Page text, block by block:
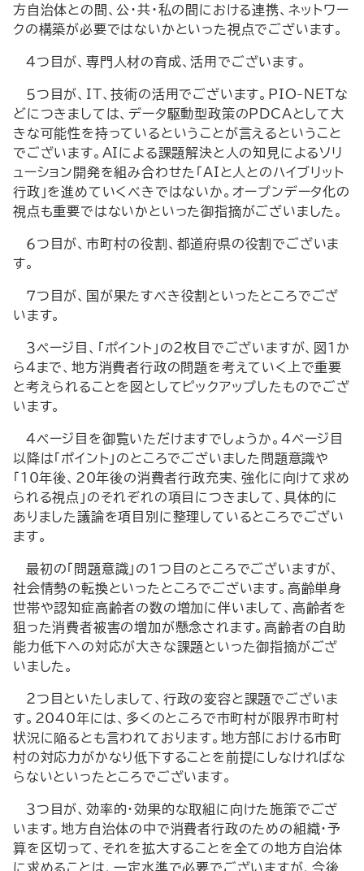
方自治体との間、公・共・私の間における連携、ネットワー
クの構築が必要ではないかといった視点でございます。
４つ目が、専門人材の育成、活用でございます。
５つ目が、IT、技術の活用でございます。PIO-NETな
どにつきましては、データ駆動型政策のPDCAとして大
きな可能性を持っているということが言えるということ
でございます。AIによる課題解決と人の知見によるソリ
ューション開発を組み合わせた「AIと人とのハイブリット
行政」を進めていくべきではないか。オープンデータ化の
視点も重要ではないかといった御指摘がございました。
６つ目が、市町村の役割、都道府県の役割でございま
す。
７つ目が、国が果たすべき役割といったところでござ
います。
３ページ目、「ポイント」の２枚目でございますが、図１か
ら４まで、地方消費者行政の問題を考えていく上で重要
と考えられることを図としてピックアップしたものでござ
います。
４ページ目を御覧いただけますでしょうか。４ページ目
以降は「ポイント」のところでございました問題意識や
「10年後、20年後の消費者行政充実、強化に向けて求め
られる視点」のそれぞれの項目につきまして、具体的に
ありました議論を項目別に整理しているところでござい
ます。
最初の「問題意識」の１つ目のところでございますが、
社会情勢の転換といったところでございます。高齢単身
世帯や認知症高齢者の数の増加に伴いまして、高齢者を
狙った消費者被害の増加が懸念されます。高齢者の自助
能力低下への対応が大きな課題といった御指摘がござ
いました。
２つ目といたしまして、行政の変容と課題でございま
す。2040年には、多くのところで市町村が限界市町村
状況に陥るとも言われております。地方部における市町
村の対応力がかなり低下することを前提にしなければな
らないといったところでございます。
３つ目が、効率的・効果的な取組に向けた施策でござ
います。地方自治体の中で消費者行政のための組織・予
算を区切って、それを拡大することを全ての地方自治体
に求めることは、一定水準で必要でございますが、今後